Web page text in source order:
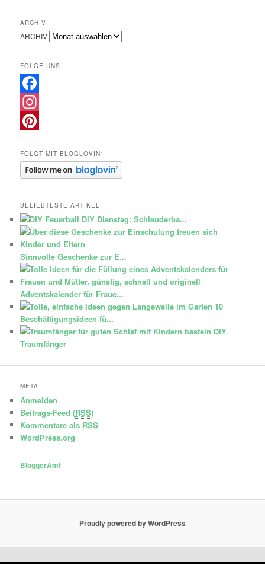
ARCHIV
ARCHIV
FOLGE UNS
Facebook
Instagram
FOLGT MIT BLOGLOVIN‘
BELIEBTESTE ARTIKEL
DIY Dienstag: Schleuderba...
Sinnvolle Geschenke zur E...
Adventskalender für Fraue...
10
Beschäftigungsideen fü...
DIY
Traumfänger
META
Anmelden
Beitrags-Feed (RSS)
Kommentare als RSS
WordPress.org
BloggerAmt
Proudly powered by WordPress